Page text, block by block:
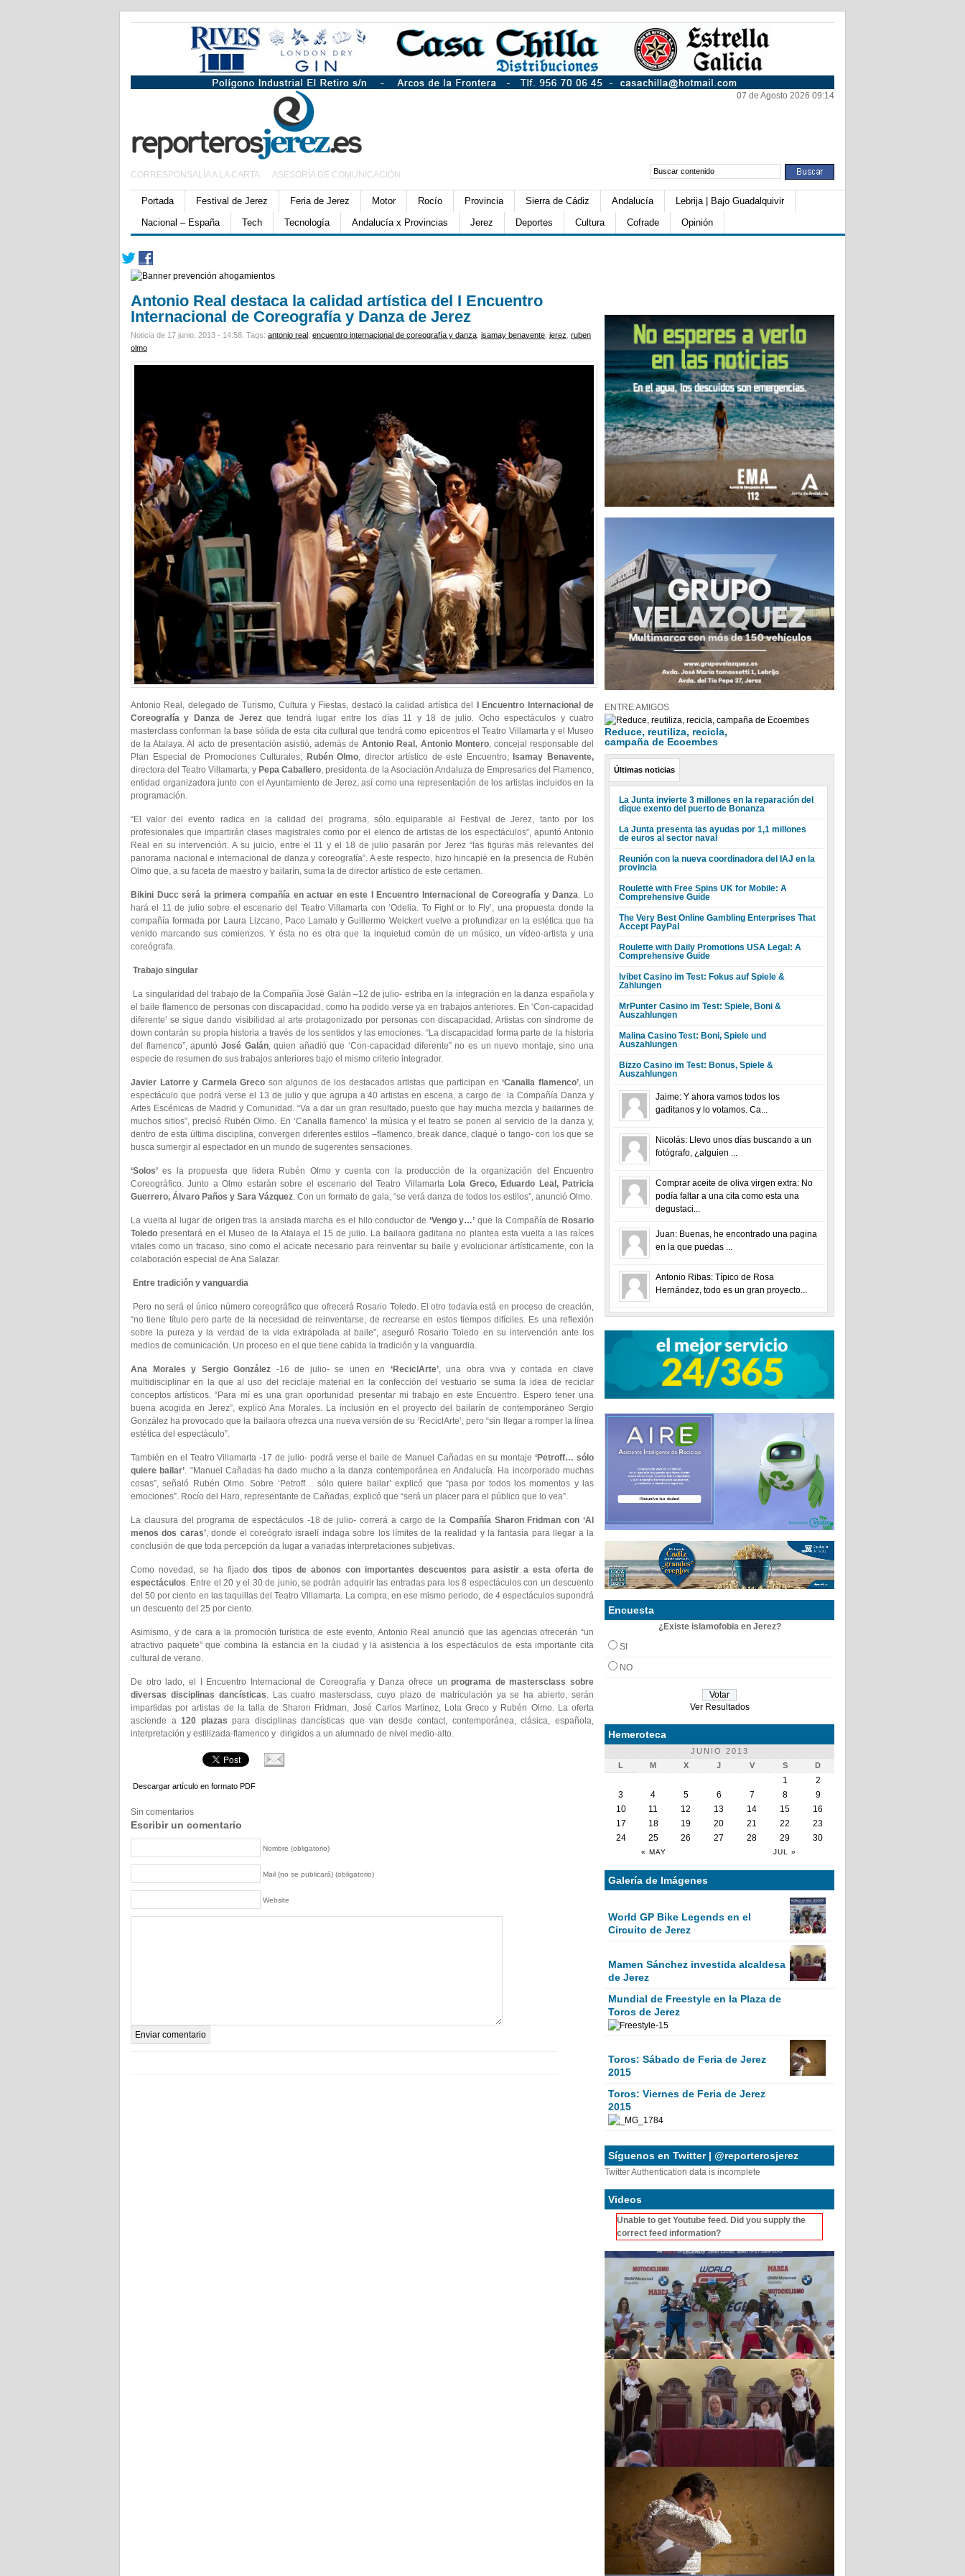
07 de Agosto 2026 09:14
CORRESPONSALÍA A LA CARTA ASESORÍA DE COMUNICACIÓN
Portada Festival de Jerez Feria de Jerez Motor Rocío Provincia Sierra de Cádiz Andalucía
Lebrija | Bajo Guadalquivir
Nacional – España
Tech Tecnología Andalucía x Provincias Jerez Deportes Cultura Cofrade Opinión
Antonio Real destaca la calidad artística del I Encuentro
Internacional de Coreografía y Danza de Jerez
Noticia de 17 junio, 2013 - 14:58. Tags: antonio real encuentro internacional de coreografía y danza isamay benavente jerez ruben
olmo
Antonio Real, delegado de Turismo, Cultura y Fiestas, destacó la calidad artística del
I Encuentro Internacional de
Coreografía y Danza de Jerezque tendrá lugar entre los días 11 y 18 de julio. Ocho espectáculos y cuatro
masterclass conforman la base sólida de esta cita cultural que tendrá como epicentros el Teatro Villamarta y el Museo
de la Atalaya. Al acto de presentación asistió, además de Antonio Real, Antonio Montero, concejal responsable del
Plan Especial de Promociones Culturales; Rubén Olmo, director artístico de este Encuentro; Isamay Benavente,
directora del Teatro Villamarta; y Pepa Caballero, presidenta de la Asociación Andaluza de Empresarios del Flamenco,
entidad organizadora junto con el Ayuntamiento de Jerez, así como una representación de los artistas incluidos en la
programación.
“El valor del evento radica en la calidad del programa, sólo equiparable al Festival de Jerez, tanto por los
profesionales que impartirán clases magistrales como por el elenco de artistas de los espectáculos”, apuntó Antonio
Real en su intervención. A su juicio, entre el 11 y el 18 de julio pasarán por Jerez “las figuras más relevantes del
panorama nacional e internacional de danza y coreografía”. A este respecto, hizo hincapié en la presencia de Rubén
Olmo que, a su faceta de maestro y bailarín, suma la de director artístico de este certamen.
Bikini Ducc será la primera compañía en actuar en este I Encuentro Internacional de Coreografía y Danza. Lo
hará el 11 de julio sobre el escenario del Teatro Villamarta con ‘Odelia. To Fight or to Fly’, una propuesta donde la
compañía formada por Laura Lizcano, Paco Lamato y Guillermo Weickert vuelve a profundizar en la estética que ha
venido marcando sus comienzos. Y ésta no es otra que la inquietud común de un músico, un vídeo-artista y una
coreógrafa.
Trabajo singular
La singularidad del trabajo de la Compañía José Galán –12 de julio- estriba en la integración en la danza española y
el baile flamenco de personas con discapacidad, como ha podido verse ya en trabajos anteriores. En ‘Con-capacidad
diferente’ se sigue dando visibilidad al arte protagonizado por personas con discapacidad. Artistas con síndrome de
down contarán su propia historia a través de los sentidos y las emociones. “La discapacidad forma parte de la historia
del flamenco”, apuntó José Galán, quien añadió que ‘Con-capacidad diferente” no es un nuevo montaje, sino una
especie de resumen de sus trabajos anteriores bajo el mismo criterio integrador.
Javier Latorre y Carmela Greco son algunos de los destacados artistas que participan en ‘Canalla flamenco’, un
espectáculo que podrá verse el 13 de julio y que agrupa a 40 artistas en escena, a cargo de la Compañía Danza y
Artes Escénicas de Madrid y Comunidad. “Va a dar un gran resultado, puesto que hay mucha mezcla y bailarines de
muchos sitios”, precisó Rubén Olmo. En ‘Canalla flamenco’ la música y el teatro se ponen al servicio de la danza y,
dentro de esta última disciplina, convergen diferentes estilos –flamenco, break dance, claqué o tango- con los que se
busca sumergir al espectador en un mundo de sugerentes sensaciones.
‘Solos’ es la propuesta que lidera Rubén Olmo y cuenta con la producción de la organización del Encuentro
Coreográfico. Junto a Olmo estarán sobre el escenario del Teatro Villamarta Lola Greco, Eduardo Leal, Patricia
Guerrero, Álvaro Paños y Sara Vázquez. Con un formato de gala, “se verá danza de todos los estilos”, anunció Olmo.
La vuelta al lugar de origen tras la ansiada marcha es el hilo conductor de ‘Vengo y…’ que la Compañía de Rosario
Toledo presentará en el Museo de la Atalaya el 15 de julio. La bailaora gaditana no plantea esta vuelta a las raíces
vitales como un fracaso, sino como el acicate necesario para reinventar su baile y evolucionar artísticamente, con la
colaboración especial de Ana Salazar.
Entre tradición y vanguardia
Pero no será el único número coreográfico que ofrecerá Rosario Toledo. El otro todavía está en proceso de creación,
“no tiene título pero parte de la necesidad de reinventarse, de recrearse en estos tiempos difíciles. Es una reflexión
sobre la pureza y la verdad de la vida extrapolada al baile”, aseguró Rosario Toledo en su intervención ante los
medios de comunicación. Un proceso en el que tiene cabida la tradición y la vanguardia.
Ana Morales y Sergio González -16 de julio- se unen en ‘ReciclArte’, una obra viva y contada en clave
multidisciplinar en la que al uso del reciclaje material en la confección del vestuario se suma la idea de reciclar
conceptos artísticos. “Para mí es una gran oportunidad presentar mi trabajo en este Encuentro. Espero tener una
buena acogida en Jerez”, explicó Ana Morales. La inclusión en el proyecto del bailarín de contemporáneo Sergio
González ha provocado que la bailaora ofrezca una nueva versión de su ‘ReciclArte’, pero “sin llegar a romper la línea
estética del espectáculo”.
También en el Teatro Villamarta -17 de julio- podrá verse el baile de Manuel Cañadas en su montaje‘Petroff… sólo
quiere bailar’. “Manuel Cañadas ha dado mucho a la danza contemporánea en Andalucía. Ha incorporado muchas
cosas”, señaló Rubén Olmo. Sobre ‘Petroff… sólo quiere bailar’ explicó que “pasa por todos los momentos y las
emociones”. Rocío del Haro, representante de Cañadas, explicó que “será un placer para el público que lo vea”.
La clausura del programa de espectáculos -18 de julio- correrá a cargo de la Compañía Sharon Fridman con ‘Al
menos dos caras’, donde el coreógrafo israelí indaga sobre los límites de la realidad y la fantasía para llegar a la
conclusión de que toda percepción da lugar a variadas interpretaciones subjetivas.
Como novedad, se ha fijadodos tipos de abonos con importantes descuentos para asistir a esta oferta de
espectáculos. Entre el 20 y el 30 de junio, se podrán adquirir las entradas para los 8 espectáculos con un descuento
del 50 por ciento en las taquillas del Teatro Villamarta. La compra, en ese mismo periodo, de 4 espectáculos supondrá
un descuento del 25 por ciento.
Asimismo, y de cara a la promoción turística de este evento, Antonio Real anunció que las agencias ofrecerán “un
atractivo paquete” que combina la estancia en la ciudad y la asistencia a los espectáculos de esta importante cita
cultural de verano.
De otro lado, el I Encuentro Internacional de Coreografía y Danza ofrece unprograma de mastersclass sobre
diversas disciplinas dancísticas. Las cuatro mastersclass, cuyo plazo de matriculación ya se ha abierto, serán
impartidas por artistas de la talla de Sharon Fridman, José Carlos Martínez, Lola Greco y Rubén Olmo. La oferta
asciende a120 plazas para disciplinas dancísticas que van desde contact, contemporánea, clásica, española,
interpretación y estilizada-flamenco y dirigidos a un alumnado de nivel medio-alto.
Descargar artículo en formato PDF
Sin comentarios
Escribir un comentario
Nombre (obligatorio)
Mail (no se publicará) (obligatorio)
Website
ENTRE AMIGOS
Reduce, reutiliza, recicla,
campaña de Ecoembes
Últimas noticias
La Junta invierte 3 millones en la reparación del
dique exento del puerto de Bonanza
La Junta presenta las ayudas por 1,1 millones
de euros al sector naval
Reunión con la nueva coordinadora del IAJ en la
provincia
Roulette with Free Spins UK for Mobile: A
Comprehensive Guide
The Very Best Online Gambling Enterprises That
Accept PayPal
Roulette with Daily Promotions USA Legal: A
Comprehensive Guide
Ivibet Casino im Test: Fokus auf Spiele &
Zahlungen
MrPunter Casino im Test: Spiele, Boni &
Auszahlungen
Malina Casino Test: Boni, Spiele und
Auszahlungen
Bizzo Casino im Test: Bonus, Spiele &
Auszahlungen
Jaime: Y ahora vamos todos los
gaditanos y lo votamos. Ca...
Nicolás: Llevo unos días buscando a un
fotógrafo, ¿alguien ...
Comprar aceite de oliva virgen extra: No
podía faltar a una cita como esta una
degustaci...
Juan: Buenas, he encontrado una pagina
en la que puedas ...
Antonio Ribas: Típico de Rosa
Hernández, todo es un gran proyecto...
Encuesta
¿Existe islamofobia en Jerez?
SI
NO
Ver Resultados
Hemeroteca
JUNIO 2013
L
M X J V S D
« MAY JUL »
1
2
3
4 5 6 7 8
9
10
11 12 13 14 15
16
17
18 19 20 21 22
23
24
25 26 27 28 29 30
Galería de Imágenes
World GP Bike Legends en el
Circuito de Jerez
Mamen Sánchez investida alcaldesa
de Jerez
Mundial de Freestyle en la Plaza de
Toros de Jerez
Toros: Sábado de Feria de Jerez
2015
Toros: Viernes de Feria de Jerez
2015
Síguenos en Twitter | @reporterosjerez
Twitter Authentication data is incomplete
Videos
Unable to get Youtube feed. Did you supply the
correct feed information?